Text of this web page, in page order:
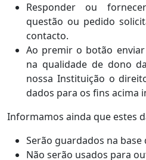
Responder ou
questão ou pedido
contacto.
Ao premir o botão
na qualidade de dono
nossa Instituição o
dados para os fins acima
Informamos ainda que estes
Serão guardados na
Não serão usados para